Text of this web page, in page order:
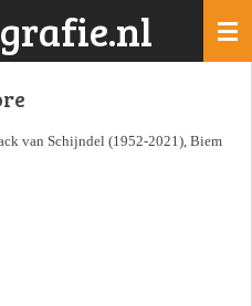
van Schijndel (1952-2021), Biem